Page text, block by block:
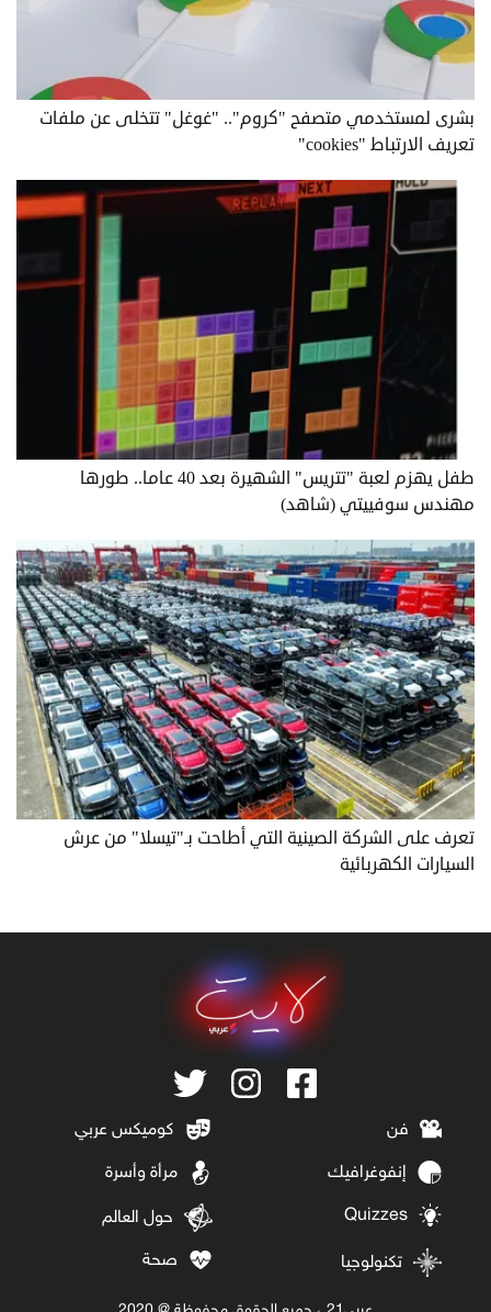
بشرى لمستخدمي متصفح "كروم".. "غوغل" تتخلى عن ملفات
تعريف الارتباط "cookies"
طفل يهزم لعبة "تتريس" الشهيرة بعد 40 عاما.. طورها
مهندس سوفييتي (شاهد)
تعرف على الشركة الصينية التي أطاحت بـ"تيسلا" من عرش
السيارات الكهربائية
فن كوميكس عربي
إنفوغرافيك مرأة وأسرة
Quizzes حول العالم
تكنولوجيا صحة